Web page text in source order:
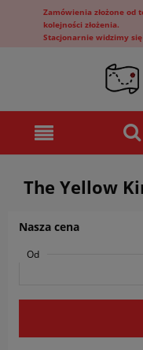
Zamówienia złożone od
kolejności złożenia.
Stacjonarnie widzimy
The Yellow
Nasza cena
Od